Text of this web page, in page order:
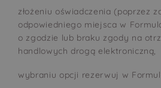
złożeniu oświadczenia (poprzez
odpowiedniego miejsca w
o zgodzie lub braku zgody na
handlowych drogą elektroniczną,
wybraniu opcji rezerwuj w